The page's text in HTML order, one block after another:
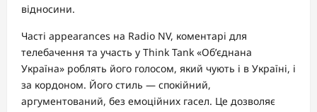
відносини.
Часті appearances на Radio NV, коментарі для
телебачення та участь у Think Tank «Об’єднана
Україна» роблять його голосом, який чують і в Україні, і
за кордоном. Його стиль — спокійний,
аргументований, без емоційних гасел. Це дозволяє